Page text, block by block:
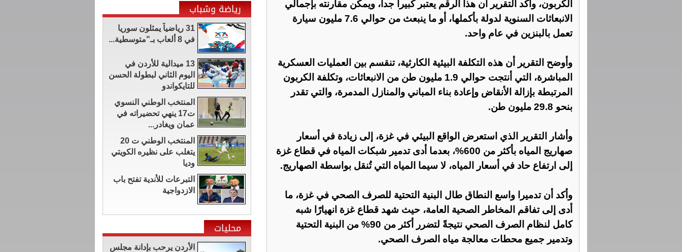
الكربون، وأكد التقرير أن هذا الرقم يعتبر كبيرا جدا، ويمكن مقارنته بإجمالي
الانبعاثات السنوية لدولة بأكملها، أو ما ينبعث من حوالي 7.6 مليون سيارة
تعمل بالبنزين في عام واحد.
وأوضح التقرير أن هذه التكلفة البيئية الكارثية، تنقسم بين العمليات العسكرية
المباشرة، التي أنتجت حوالي 1.9 مليون طن من الانبعاثات، وتكلفة الكربون
المرتبطة بإزالة الأنقاض وإعادة بناء المباني والمنازل المدمرة، والتي تقدر
بنحو 29.8 مليون طن.
وأشار التقرير الذي استعرض الواقع البيئي في غزة، إلى زيادة في أسعار
صهاريج المياه بأكثر من 600%، بعدما أدى تدمير شبكات المياه في قطاع غزة
إلى ارتفاع حاد في أسعار المياه، لا سيما المياه التي تُنقل بواسطة الصهاريج.
وأكد أن تدميرا واسع النطاق طال البنية التحتية للصرف الصحي في غزة، ما
أدى إلى تفاقم المخاطر الصحية العامة، حيث شهد قطاع غزة انهيارًا شبه
كامل لنظام الصرف الصحي نتيجةً لتضرر أكثر من 90% من البنية التحتية
وتدمير جميع محطات معالجة مياه الصرف الصحي.
رياضة وشباب
31 رياضياً يمثلون سوريا
في 8 ألعاب بـ"متوسطية...
13 ميدالية للأردن في
اليوم الثاني لبطولة الحسن
للتايكواندو
المنتخب الوطني النسوي
ت17 ينهي تحضيراته في
عمان ويغادر...
المنتخب الوطني ت 20
يتغلب على نظيره الكويتي
وديا
التبرعات للأندية تفتح باب
الازدواجية
محليات
الأردن يرحب بإدانة مجلس